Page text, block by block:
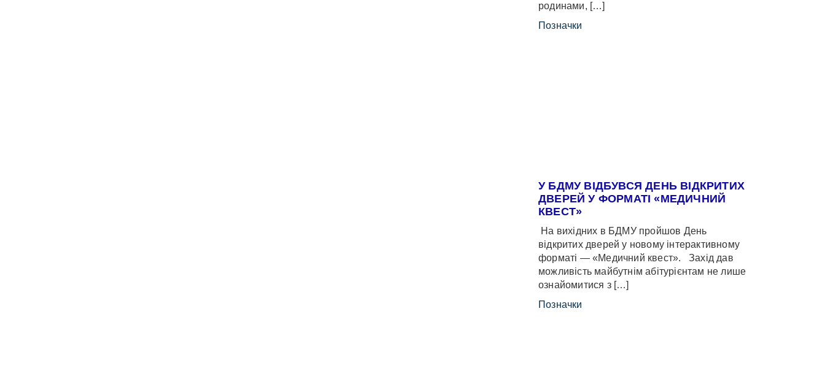
родинами, […]
Позначки
У БДМУ ВІДБУВСЯ ДЕНЬ ВІДКРИТИХ
ДВЕРЕЙ У ФОРМАТІ «МЕДИЧНИЙ
КВЕСТ»
На вихідних в БДМУ пройшов День
відкритих дверей у новому інтерактивному
форматі — «Медичний квест». Захід дав
можливість майбутнім абітурієнтам не лише
ознайомитися з […]
Позначки